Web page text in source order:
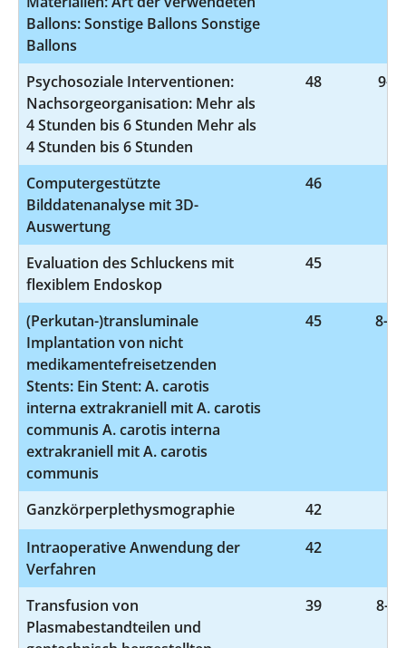
Ballons: Sonstige Ballons Sonstige
Ballons
Psychosoziale Interventionen:
Nachsorgeorganisation: Mehr als
4 Stunden bis 6 Stunden Mehr als
4 Stunden bis 6 Stunden
48 9-
Computergestützte
Bilddatenanalyse mit 3D-
Auswertung
46
Evaluation des Schluckens mit
flexiblem Endoskop
45
(Perkutan-)transluminale
Implantation von nicht
medikamentefreisetzenden
Stents: Ein Stent: A. carotis
interna extrakraniell mit A. carotis
communis A. carotis interna
extrakraniell mit A. carotis
communis
45 8-
Ganzkörperplethysmographie 42
Intraoperative Anwendung der
Verfahren
42
Transfusion von
Plasmabestandteilen und
39 8-